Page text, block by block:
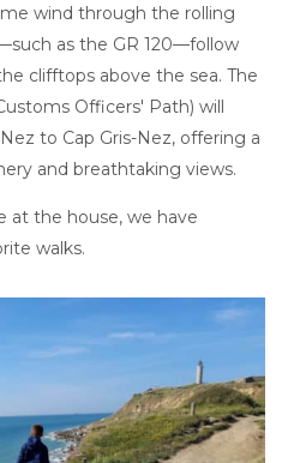
wind through the rolling
as the GR 120—follow
clifftops above the sea. The
Officers' Path) will
to Cap Gris-Nez, offering a
and breathtaking views.
at the house, we have
walks.